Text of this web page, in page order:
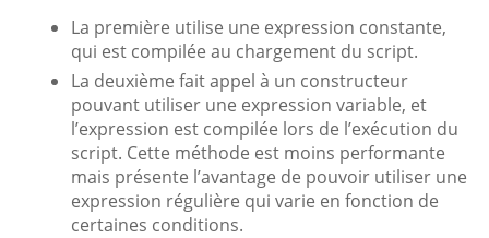
La première utilise une expression constante,
qui est compilée au chargement du script.
La deuxième fait appel à un constructeur
pouvant utiliser une expression variable, et
l’expression est compilée lors de l’exécution du
script. Cette méthode est moins performante
mais présente l’avantage de pouvoir utiliser une
expression régulière qui varie en fonction de
certaines conditions.